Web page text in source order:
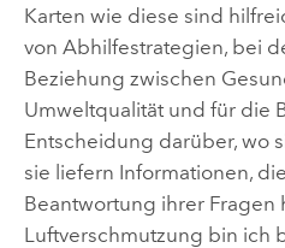
Karten wie diese sind
von Abhilfestrategien, bei
Beziehung zwischen
Umweltqualität und für die
Entscheidung darüber, wo
sie liefern Informationen,
Beantwortung ihrer Fragen
Luftverschmutzung bin ich